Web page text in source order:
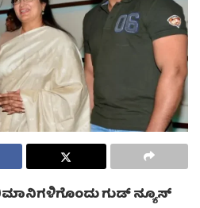
ಗುಡ್ ನ್ಯೂಸ್